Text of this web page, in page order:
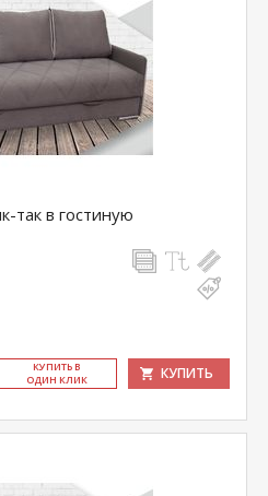
так в гостиную
КУ­ПИТЬ В
ОДИН КЛИК
КУПИТЬ